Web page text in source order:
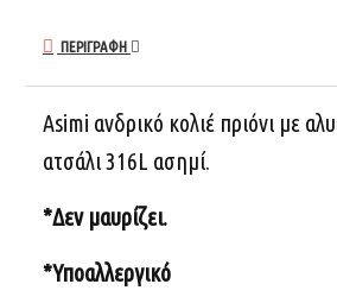
ΠΕΡΙΓΡΑΦΉ
Asimi ανδρικό κολιέ πριόνι με
ατσάλι 316L ασημί.
*Δεν μαυρίζει.
*Υποαλλεργικό